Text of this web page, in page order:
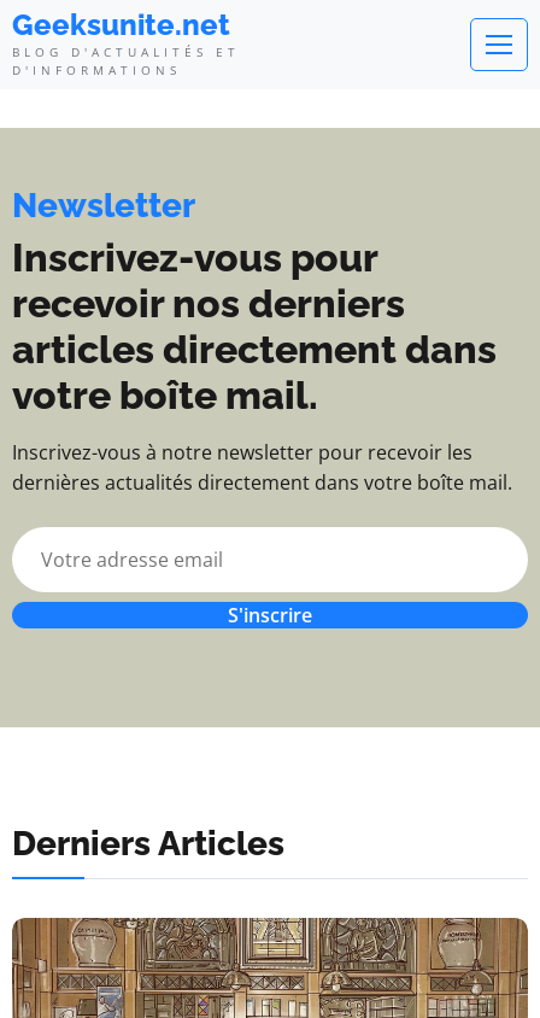
Geeksunite.net - Blog
Geeksunite.net
BLOG D'ACTUALITÉS ET
D'INFORMATIONS
Newsletter
Inscrivez-vous pour
recevoir nos derniers
articles directement dans
votre boîte mail.
Inscrivez-vous à notre newsletter pour recevoir les
dernières actualités directement dans votre boîte mail.
S'inscrire
Derniers Articles